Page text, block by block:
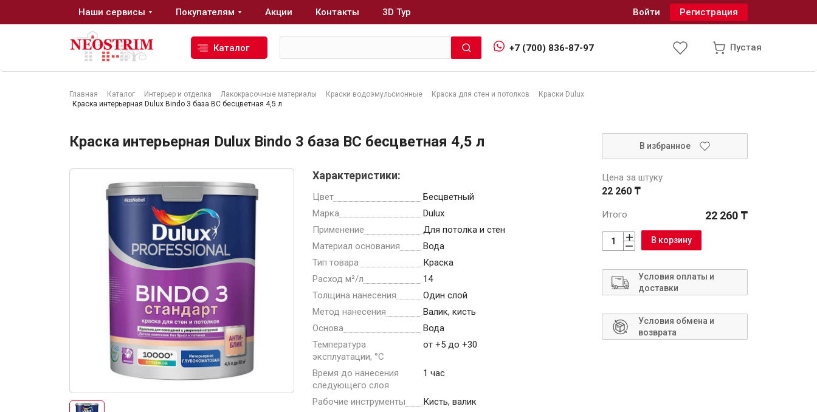
Главная Каталог Интерьер и отделка Лакокрасочные материалы Краски водоэмульсионные Краска для стен и потолков
Краски Dulux
Краска интерьерная Dulux Bindo 3 база BC бесцветная 4,5 л
Краска интерьерная Dulux Bindo 3 база BC бесцветная 4,5 л
Характеристики:
Цвет
Бесцветный
Марка
Dulux
Применение
Для потолка и стен
Материал основания
Вода
Тип товара
Краска
Расход м²/л
14
Толщина нанесения
Один слой
Метод нанесения
Валик, кисть
Основа
Вода
Температура
эксплуатации, °С
от +5 до +30
Время до нанесения
следующего слоя
1 час
Рабочие инструменты
Кисть, валик
В избранное
Цена за штуку
22 260 ₸
Итого 22 260 ₸
В корзину
Условия оплаты и
доставки
Условия обмена и
возврата
Наши сервисы Покупателям Акции Контакты 3D Тур Войти Регистрация
Каталог +7 (700) 836-87-97 Пустая
Стройматериалы
Сухие строительные смеси
Гидроизоляция
Изоляционные материалы
Кровельные материалы
Ещё 2
Лакокрасочные материалы
Клеи, жидкие гвозди
Обои
Ещё 5
Водоснабжение и водоотведение
Электро-оборудование Инструменты
Малярный инструмент
Специализированный инструмент
Пистолеты для ремонта
Инструмент для штукатурно-отделочных
работ
Ещё 2
Сантехника